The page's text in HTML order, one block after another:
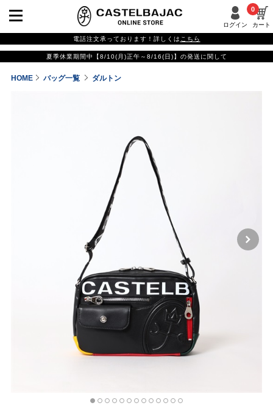
ログイン カート
0
電話注文承っております！詳しくは こちら
夏季休業期間中【8/10(月)正午～8/16(日)】の発送に関して
HOME バッグ一覧 ダルトン